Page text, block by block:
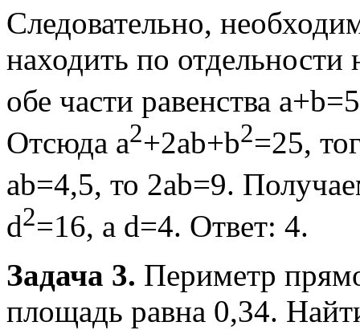
Следовательно,
находить по
обе части равенства
Отсюда a2+2ab+b2=25,
ab=4,5, то 2ab=9.
d2=16, а d=4. Ответ: 4.
Задача 3. Периметр
площадь равна 0,34.